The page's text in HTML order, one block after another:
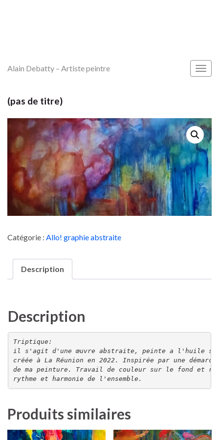
Alain Debatty – Artiste peintre
(pas de titre)
Catégorie : Allo! graphie abstraite
Description
Description
Triptique:
il s'agit d'une œuvre abstraite, peinte a l'huile sur
créée à La Réunion en 2022.
Inspirée par une
de ma peinture. Travail de couleur sur le fond et
rythme et harmonie de l'ensemble.
Produits similaires